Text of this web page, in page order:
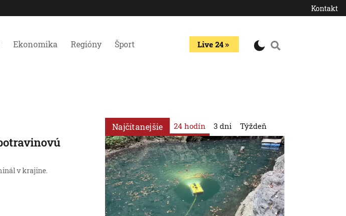
Kontakt
Ekonomika Regióny Šport Live 24
v krajine.
Najčítanejšie 24 hodín 3 dni Týždeň